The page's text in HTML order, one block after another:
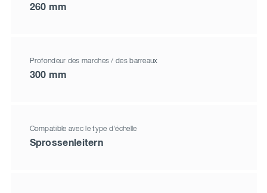
260 mm
Profondeur des marches / des barreaux
300 mm
Compatible avec le type d'échelle
Sprossenleitern